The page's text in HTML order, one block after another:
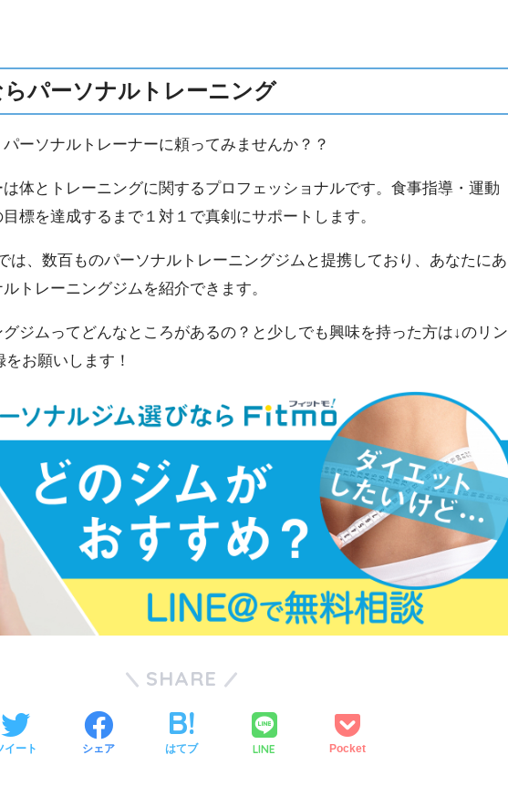
パーソナルトレーニング
ーソナルトレーナーに頼ってみませんか？？
体とトレーニングに関するプロフェッショナルです。食事指導・運動
標を達成するまで１対１で真剣にサポートします。
は、数百ものパーソナルトレーニングジムと提携しており、あなたにあ
トレーニングジムを紹介できます。
ジムってどんなところがあるの？と少しでも興味を持った方は↓のリン
お願いします！
SHARE
イート シェア はてブ LINE Pocket